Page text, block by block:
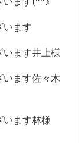
います
います井上様
います佐々木
います林様